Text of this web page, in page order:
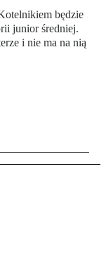
będzie
junior średniej.
i nie ma na nią